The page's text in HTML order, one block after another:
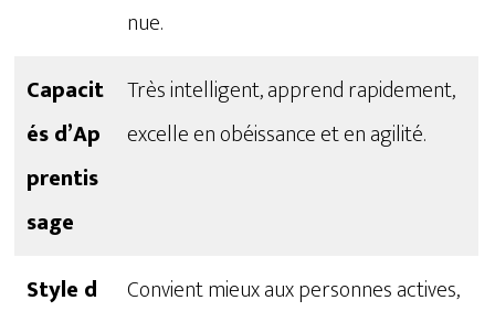
nue.
Capacit
és d’Ap
prentis
sage
Très intelligent, apprend rapidement,
excelle en obéissance et en agilité.
Style d
Convient mieux aux personnes actives,